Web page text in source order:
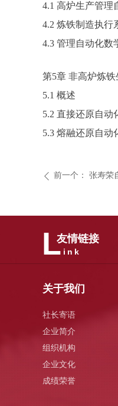
ꄴ 前一个： 张寿荣
4.1 高炉生产管理
4.2 炼铁制造执行
4.3 管理自动化数
第5章 非高炉炼
5.1 概述
5.2 直接还原自动
5.3 熔融还原自动
关于我们
社长寄语
企业简介
组织机构
企业文化
成绩荣誉
Link
友情链接